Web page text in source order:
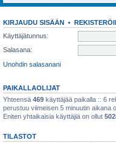
KIRJAUDU SISÄÄN •
Käyttäjätunnus:
Salasana:
Unohdin salasanani
PAIKALLAOLIJAT
Yhteensä 469 käyttäjää paikalla :: 6
perustuu viimeisen 5 minuutin aikana
Eniten yhtaikaisia käyttäjiä on ollut
TILASTOT